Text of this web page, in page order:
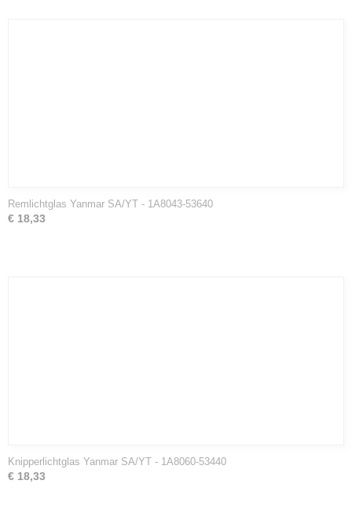
Remlichtglas Yanmar SA/YT - 1A8043-53640
€ 18,33
Knipperlichtglas Yanmar SA/YT - 1A8060-53440
€ 18,33